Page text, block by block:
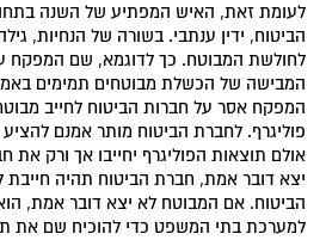
לעומת זאת, האיש המפתיע של השנה
הביטוח, ידין ענתבי. בשורה של הנחיות,
לחולשת המבוטח. כך לדוגמא, שם המפקח
המבישה של הכשלת מבוטחים תמימים
המפקח אסר על חברות הביטוח לחייב
פוליגרף. לחברת הביטוח מותר אמנם
אולם תוצאות הפוליגרף יחייבו אך ורק
יצא דובר אמת, חברת הביטוח תהיה חייבת
הביטוח. אם המבוטח לא יצא דובר אמת, הוא
למערכת בתי המשפט כדי להוכיח שם את